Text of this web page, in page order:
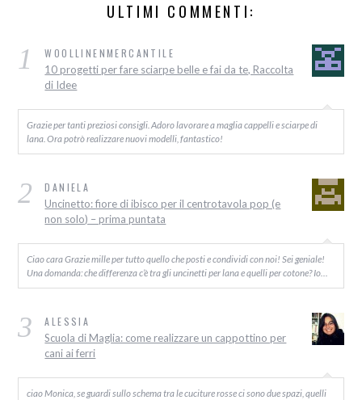
ULTIMI COMMENTI:
1 WOOLLINENMERCANTILE
10 progetti per fare sciarpe belle e fai da te, Raccolta
di Idee
Grazie per tanti preziosi consigli. Adoro lavorare a maglia cappelli e sciarpe di
lana. Ora potrò realizzare nuovi modelli, fantastico!
2 DANIELA
Uncinetto: fiore di ibisco per il centrotavola pop (e
non solo) – prima puntata
Ciao cara Grazie mille per tutto quello che posti e condividi con noi! Sei geniale!
Una domanda: che differenza c’è tra gli uncinetti per lana e quelli per cotone? Io…
3 ALESSIA
Scuola di Maglia: come realizzare un cappottino per
cani ai ferri
ciao Monica, se guardi sullo schema tra le cuciture rosse ci sono due spazi, quelli